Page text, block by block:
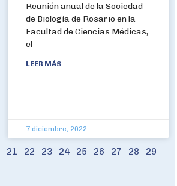
Reunión anual de la Sociedad
de Biología de Rosario en la
Facultad de Ciencias Médicas,
el
LEER MÁS
7 diciembre, 2022
21 22 23 24 25 26 27 28 29